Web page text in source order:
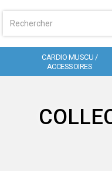
CARDIO MUSCU /
ACCESSOIRES